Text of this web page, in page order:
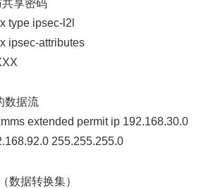
享密码
type ipsec-l2l
ipsec-attributes
数据流
extended permit ip 192.168.30.0
255.255.255.0
数据转换集）